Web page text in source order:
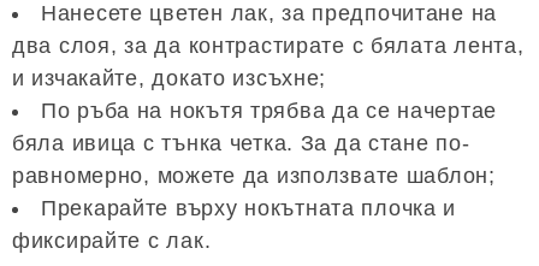
Нанесете цветен лак, за предпочитане на
два слоя, за да контрастирате с бялата лента,
и изчакайте, докато изсъхне;
По ръба на нокътя трябва да се начертае
бяла ивица с тънка четка. За да стане по-
равномерно, можете да използвате шаблон;
Прекарайте върху нокътната плочка и
фиксирайте с лак.